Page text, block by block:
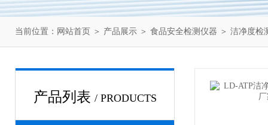
当前位置： 网站首页 ＞ 产品展示 ＞ 食品安全检测仪器 ＞ 洁净度检
产品列表 / PRODUCTS